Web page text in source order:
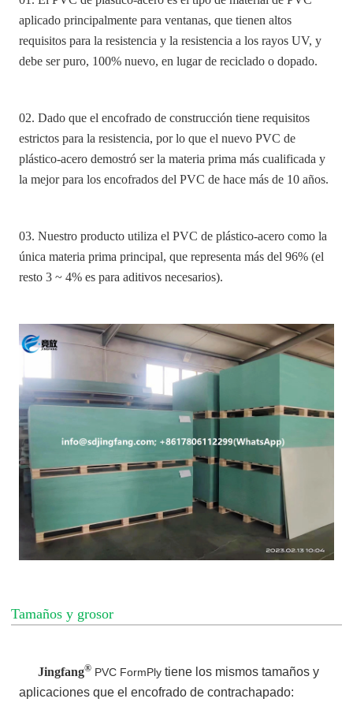
aplicado principalmente para ventanas, que tienen altos
requisitos para la resistencia y la resistencia a los rayos UV, y
debe ser puro, 100% nuevo, en lugar de reciclado o dopado.
02. Dado que el encofrado de construcción tiene requisitos
estrictos para la resistencia, por lo que el nuevo PVC de
plástico-acero demostró ser la materia prima más cualificada y
la mejor para los encofrados del PVC de hace más de 10 años.
03. Nuestro producto utiliza el PVC de plástico-acero como la
única materia prima principal, que representa más del 96% (el
resto 3 ~ 4% es para aditivos necesarios).
Tamaños y grosor
Jingfang® PVC FormPly tiene los mismos tamaños y
aplicaciones que el encofrado de contrachapado: